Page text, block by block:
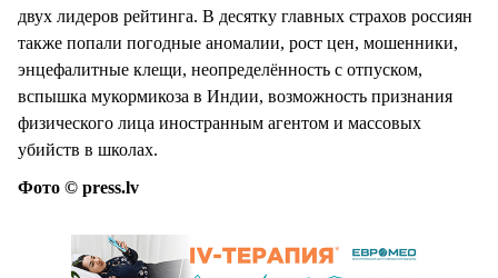
двух лидеров рейтинга. В десятку главных страхов россиян
также попали погодные аномалии, рост цен, мошенники,
энцефалитные клещи, неопределённость с отпуском,
вспышка мукормикоза в Индии, возможность признания
физического лица иностранным агентом и массовых
убийств в школах.
Фото © press.lv